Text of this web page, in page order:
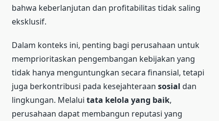
bahwa keberlanjutan dan profitabilitas tidak saling
eksklusif.
Dalam konteks ini, penting bagi perusahaan untuk
memprioritaskan pengembangan kebijakan yang
tidak hanya menguntungkan secara finansial, tetapi
juga berkontribusi pada kesejahteraan sosial dan
lingkungan. Melalui tata kelola yang baik,
perusahaan dapat membangun reputasi yang